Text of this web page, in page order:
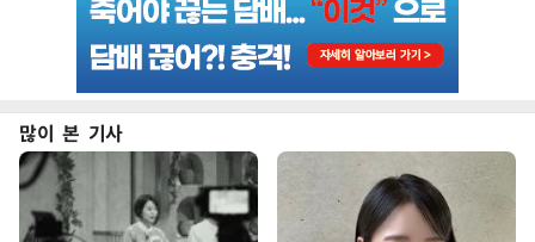
많이 본 기사